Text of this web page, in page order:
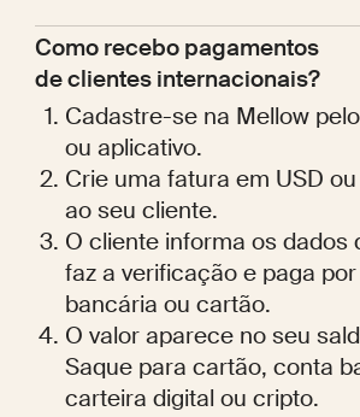
Como recebo pagamentos
de clientes internacionais?
Cadastre-se na Mellow
ou aplicativo.
Crie uma fatura em USD
ao seu cliente.
O cliente informa os dados
faz a verificação e paga
bancária ou cartão.
O valor aparece no seu
Saque para cartão, conta
carteira digital ou cripto.